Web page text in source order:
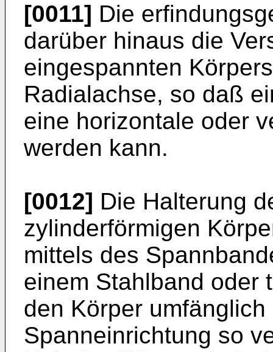
[0011] Die
darüber hinaus die
eingespannten
Radialachse, so daß
eine horizontale oder
werden kann.
[0012] Die Halterung
zylinderförmigen
mittels des
einem Stahlband oder
den Körper
Spanneinrichtung so